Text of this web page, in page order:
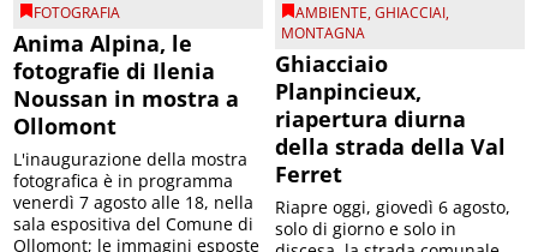
FOTOGRAFIA
Anima Alpina, le
fotografie di Ilenia
Noussan in mostra a
Ollomont
L'inaugurazione della mostra
fotografica è in programma
venerdì 7 agosto alle 18, nella
sala espositiva del Comune di
Ollomont; le immagini esposte
AMBIENTE,GHIACCIAI,
MONTAGNA
Ghiacciaio
Planpincieux,
riapertura diurna
della strada della Val
Ferret
Riapre oggi, giovedì 6 agosto,
solo di giorno e solo in